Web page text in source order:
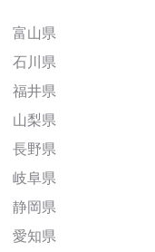
富山県
石川県
福井県
山梨県
長野県
岐阜県
静岡県
愛知県